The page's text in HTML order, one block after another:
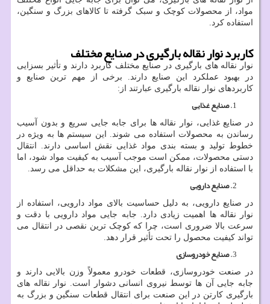
مواد، از محصولات کوچک و سبک گرفته تا کالاهای بزرگ و سنگین،
استفاده کرد.
کاربرد نوار نقاله بارگیری در صنایع مختلف
نوار نقاله‌ های بارگیری در صنایع مختلف کاربرد دارند و تأثیر بسزایی
در بهبود عملکرد این صنایع دارند. برخی از مهم‌ ترین صنایع و
کاربردهای نوار نقاله بارگیری عبارتند از:
صنایع غذایی
در صنایع غذایی، نوار نقاله ‌ها برای جابه جایی سریع و بدون آسیب
رساندن به محصولات استفاده می شوند. این سیستم‌ ها به ویژه در
خطوط تولید و بسته ‌بندی مواد غذایی نقش اساسی دارند. انتقال
دستی محصولات، ممکن است موجب آسیب به کیفیت مواد شود، اما
با استفاده از نوار نقاله بارگیری، این مشکلات به حداقل می ‌رسد.
صنایع دارویی
در صنایع دارویی، به دلیل حساسیت بالای مواد دارویی، استفاده از
نوار نقاله ‌ها اهمیت زیادی دارد. جابه جایی مواد دارویی با دقت و
سرعت بالا ضروری است، چرا که کوچک ‌ترین نقصی در انتقال می‌
تواند کیفیت محصول را تحت تأثیر قرار دهد.
صنایع خودروسازی
در صنعت خودروسازی، قطعات خودرو معمولاً وزن بالایی دارند و
جابه جایی آن ‌ها توسط نیروی انسانی دشوار است. نوار نقاله‌ های
بارگیری کارتن در این صنعت برای انتقال قطعات سنگین و بزرگ به